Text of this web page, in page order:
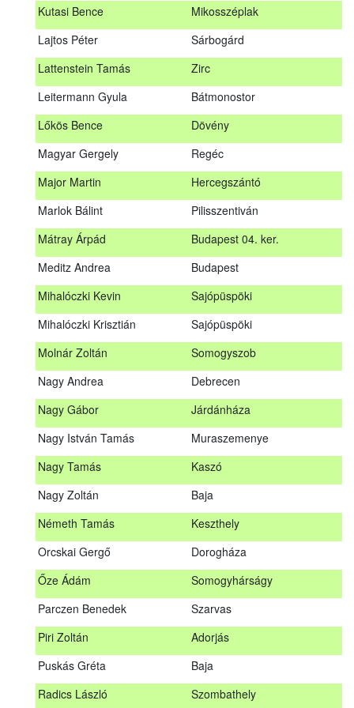
Kutasi Bence
Mikosszéplak
Lajtos Péter
Sárbogárd
Lattenstein Tamás
Zirc
Leitermann Gyula
Bátmonostor
Lőkös Bence
Dövény
Magyar Gergely
Regéc
Major Martin
Hercegszántó
Marlok Bálint
Pilisszentiván
Mátray Árpád
Budapest 04. ker.
Meditz Andrea
Budapest
Mihalóczki Kevin
Sajópüspöki
Mihalóczki Krisztián
Sajópüspöki
Molnár Zoltán
Somogyszob
Nagy Andrea
Debrecen
Nagy Gábor
Járdánháza
Nagy István Tamás
Muraszemenye
Nagy Tamás
Kaszó
Nagy Zoltán
Baja
Németh Tamás
Keszthely
Orcskai Gergő
Dorogháza
Őze Ádám
Somogyhárságy
Parczen Benedek
Szarvas
Piri Zoltán
Adorjás
Puskás Gréta
Baja
Radics László
Szombathely
A továbbképzés vizsgával zárul!
Jelentkezés, lemondás
Jelentkezni a továbbképzésre kizárólag a Nébih honlapján
elhelyezett űrlapon lehet. A jelentkezés elfogadásáról
Kovács Dániel
Sárbogárd
Lattenstein Tamás
Zirc
Leitermann Gyula
Bátmonostor
Magyar Gergely
Regéc
Hercegszántó
Pilisszentiván
Budapest 04. ker.
Budapest
Mihalóczki Kevin
Mihalóczki Krisztián
Molnár Zoltán
Somogyszob
Nagy Andrea
Nagy Gábor
Járdánháza
Muraszemenye
Nagy Tamás
Kaszó
Keszthely
Dorogháza